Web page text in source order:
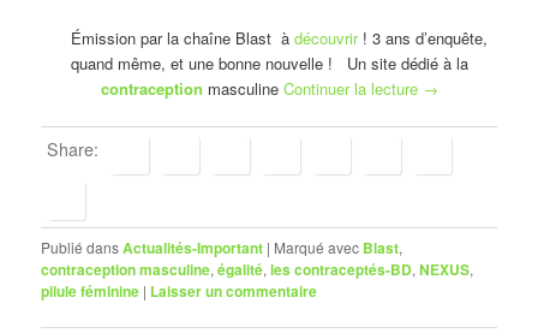
Émission par la chaîne Blast àdécouvrir! 3 ans d’enquête,
quand même, et une bonne nouvelle ! Un site dédié à la
contraception masculine Continuer la lecture →
Share:
Publié dansActualités-Important | Marqué avec Blast,
contraception masculine,égalité,les contraceptés-BD,NEXUS,
pilule féminine | Laisser un commentaire